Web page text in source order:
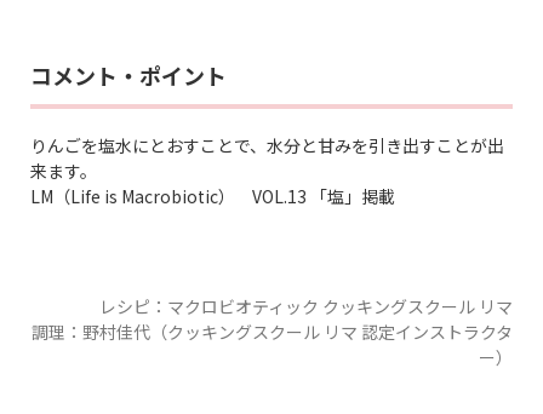
コメント・ポイント
りんごを塩水にとおすことで、水分と甘みを引き出すことが出
来ます。
LM（Life is Macrobiotic） VOL.13 「塩」掲載
レシピ：マクロビオティック クッキングスクール リマ
調理：野村佳代（クッキングスクール リマ 認定インストラクタ
ー）